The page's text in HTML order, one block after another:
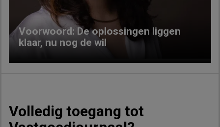
Voorwoord: De oplossingen liggen
klaar, nu nog de wil
Volledig toegang tot